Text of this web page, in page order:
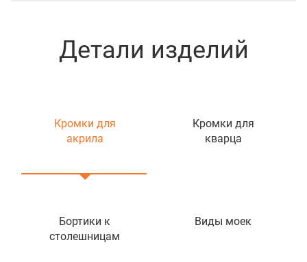
Детали изделий
Кромки для
акрила
Кромки для
кварца
Бортики к
столешницам
Виды моек